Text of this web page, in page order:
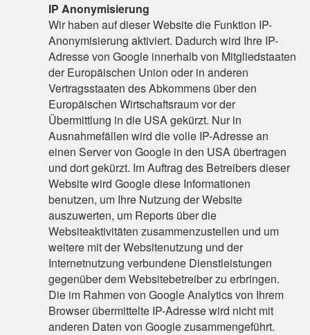
IP Anonymisierung
Wir haben auf dieser Website die Funktion IP-
Anonymisierung aktiviert. Dadurch wird Ihre IP-
Adresse von Google innerhalb von Mitgliedstaaten
der Europäischen Union oder in anderen
Vertragsstaaten des Abkommens über den
Europäischen Wirtschaftsraum vor der
Übermittlung in die USA gekürzt. Nur in
Ausnahmefällen wird die volle IP-Adresse an
einen Server von Google in den USA übertragen
und dort gekürzt. Im Auftrag des Betreibers dieser
Website wird Google diese Informationen
benutzen, um Ihre Nutzung der Website
auszuwerten, um Reports über die
Websiteaktivitäten zusammenzustellen und um
weitere mit der Websitenutzung und der
Internetnutzung verbundene Dienstleistungen
gegenüber dem Websitebetreiber zu erbringen.
Die im Rahmen von Google Analytics von Ihrem
Browser übermittelte IP-Adresse wird nicht mit
anderen Daten von Google zusammengeführt.